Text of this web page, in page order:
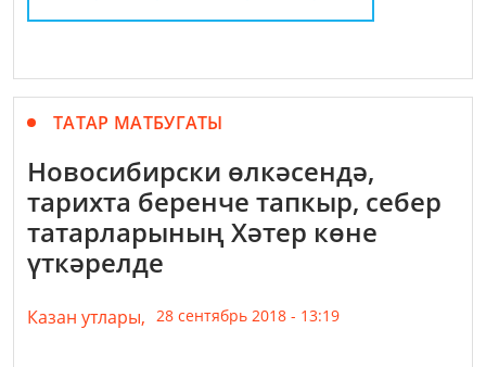
ТАТАР МАТБУГАТЫ
Новосибирски өлкәсендә,
тарихта беренче тапкыр, себер
татарларының Хәтер көне
үткәрелде
Казан утлары, 28 сентябрь 2018 - 13:19